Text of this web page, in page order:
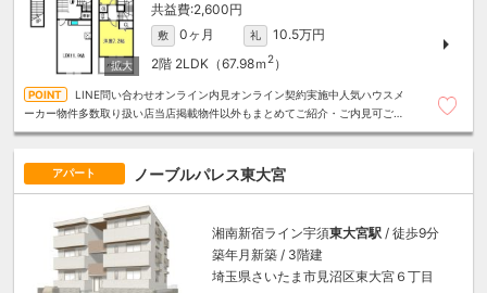
2,600円
敷 0ヶ月 礼
10.5万円
2階 2LDK（67.98ｍ 2）
LINE問い合わせオンライン内見オンライン契約実施中人気ハウスメ
ーカー物件多数取り扱い店当店掲載物件以外もまとめてご紹介・ご内見可ご予
アパート ノーブルパレス東大宮
湘南新宿ライン宇須東大宮駅 / 徒歩9分
築年月新築 / 3階建
埼玉県さいたま市見沼区東大宮６丁目